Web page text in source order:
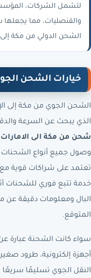
لتشمل الشركات،
والقنصليات، مما يجعلها
الشحن الدولي من مكة إلى
خيارات الشحن
الشحن الجوي من مكة إلى
الذي يبحث عن السرعة
شحن من مكة الى الامارات
وصول جميع أنواع
تعتمد على شراكات قوية مع
خدمة تتبع فوري للشحنات
البال ومعلومات دقيقة
المتوقع.
سواء كانت الشحنة عبارة
أجهزة إلكترونية، طرود
النقل الجوي تسليمًا